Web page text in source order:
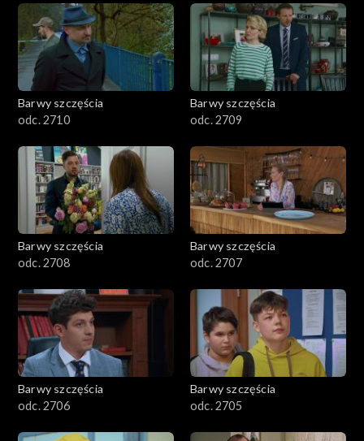
Barwy szczęścia
odc. 2710
Barwy szczęścia
odc. 2709
Barwy szczęścia
odc. 2708
Barwy szczęścia
odc. 2707
Barwy szczęścia
odc. 2706
Barwy szczęścia
odc. 2705